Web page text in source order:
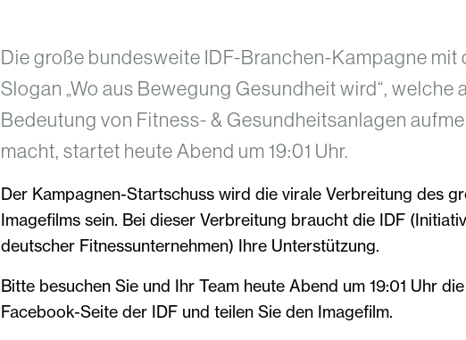
Die große bundesweite IDF-Branchen-Kampagne mit
Slogan „Wo aus Bewegung Gesundheit wird“, welche
Bedeutung von Fitness- & Gesundheitsanlagen
macht, startet heute Abend um 19:01 Uhr.
Der Kampagnen-Startschuss wird die virale Verbreitung des
Imagefilms sein. Bei dieser Verbreitung braucht die IDF
deutscher Fitnessunternehmen) Ihre Unterstützung.
Bitte besuchen Sie und Ihr Team heute Abend um 19:01 Uhr die
Facebook-Seite der IDF und teilen Sie den Imagefilm.